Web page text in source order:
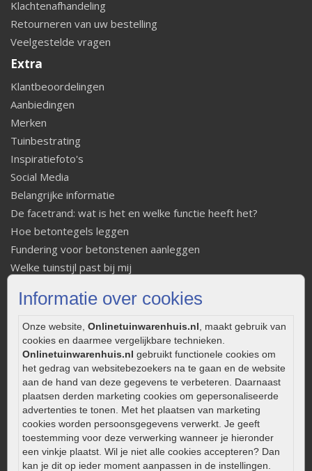
Informatie over cookies
Onze website, Onlinetuinwarenhuis.nl , maakt gebruik van
cookies en daarmee vergelijkbare technieken.
Onlinetuinwarenhuis.nl gebruikt functionele cookies om
het gedrag van websitebezoekers na te gaan en de website
aan de hand van deze gegevens te verbeteren. Daarnaast
plaatsen derden marketing cookies om gepersonaliseerde
advertenties te tonen. Met het plaatsen van marketing
cookies worden persoonsgegevens verwerkt. Je geeft
toestemming voor deze verwerking wanneer je hieronder
een vinkje plaatst. Wil je niet alle cookies accepteren? Dan
kan je dit op ieder moment aanpassen in de instellingen.
Klachtenafhandeling
Retourneren van uw bestelling
Veelgestelde vragen
Extra
Klantbeoordelingen
Aanbiedingen
Merken
Tuinbestrating
Inspiratiefoto's
Social Media
Belangrijke informatie
De facetrand: wat is het en welke functie heeft het?
Hoe betontegels leggen
Fundering voor betonstenen aanleggen
Welke tuinstijl past bij mij
Legverbanden gebakken bestrating
Onderhoud van gebakken bestrating
Aanlegtips voor gebakken bestrating
Zelf een terras aanleggen
Kleine stadstuin inrichten
0320 – 219170
Kaapstanderweg 41
8243 RB Lelystad
info@onlinetuinwarenhuis.nl